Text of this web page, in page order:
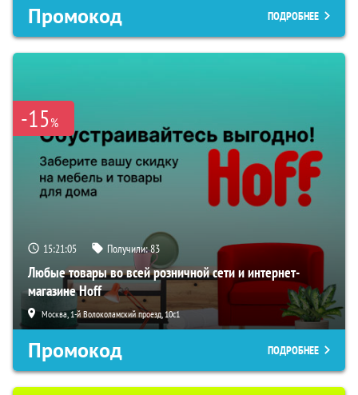
Промокод ПОДРОБНЕЕ
-15%
15:21:04 Получили:83
Любые товары во всей розничной сети и интернет-
магазине Hoff
Москва, 1-й Волоколамский проезд, 10с1
Промокод ПОДРОБНЕЕ